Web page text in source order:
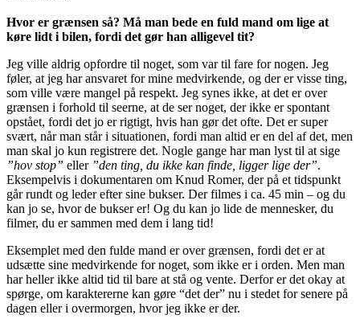
Hvor er grænsen så? Må man bede en fuld mand om lige at
køre lidt i bilen, fordi det gør han alligevel tit?
Jeg ville aldrig opfordre til noget, som var til fare for nogen. Jeg
føler, at jeg har ansvaret for mine medvirkende, og der er visse ting,
som ville være mangel på respekt. Jeg synes ikke, at det er over
grænsen i forhold til seerne, at de ser noget, der ikke er spontant
opstået, fordi det jo er rigtigt, hvis han gør det ofte. Det er super
svært, når man står i situationen, fordi man altid er en del af det, men
man skal jo kun registrere det. Nogle gange har man lyst til at sige
”hov stop” eller ”den ting, du ikke kan finde, ligger lige der”.
Eksempelvis i dokumentaren om Knud Romer, der på et tidspunkt
går rundt og leder efter sine bukser. Der filmes i ca. 45 min – og du
kan jo se, hvor de bukser er! Og du kan jo lide de mennesker, du
filmer, du er sammen med dem i lang tid!
Eksemplet med den fulde mand er over grænsen, fordi det er at
udsætte sine medvirkende for noget, som ikke er i orden. Men man
har heller ikke altid tid til bare at stå og vente. Derfor er det okay at
spørge, om karaktererne kan gøre “det der” nu i stedet for senere på
dagen eller i overmorgen, hvor jeg ikke er der.